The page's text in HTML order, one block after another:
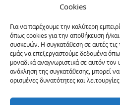
Cookies
Για να παρέχουμε την καλύτερη
όπως cookies για την αποθήκευση ή/
συσκευών. Η συγκατάθεση σε αυτές τις
εμάς να επεξεργαστούμε δεδομένα
μοναδικά αναγνωριστικά σε αυτόν
ανάκληση της συγκατάθεσης, μπορεί
ορισμένες δυνατότητες και
Είμαι
Ο
Πρόσβαση στο εβδομαδιαίο